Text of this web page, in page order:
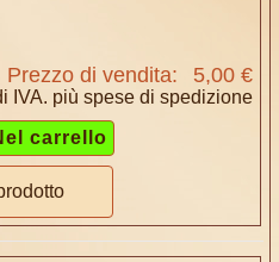
Prezzo di vendita: 5,00 €
IVA. più spese di spedizione